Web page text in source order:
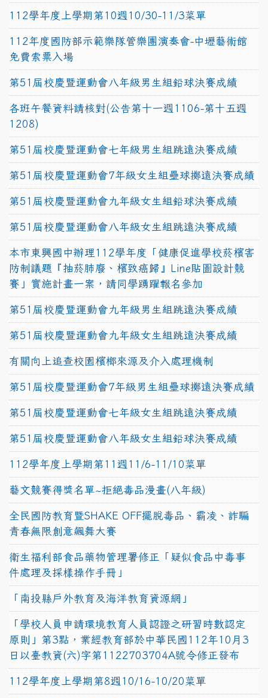
112學年度上學期第10週10/30-11/3菜單
112年度國防部示範樂隊管樂團演奏會-中壢藝術館
免費索票入場
第51屆校慶暨運動會八年級男生組鉛球決賽成績
各班午餐資料請核對(公告第十一週1106-第十五週
1208)
第51屆校慶暨運動會七年級男生組跳遠決賽成績
第51屆校慶暨運動會7年級女生組壘球擲遠決賽成績
第51屆校慶暨運動會九年級女生組鉛球決賽成績
第51屆校慶暨運動會八年級女生組跳遠決賽成績
本市東興國中辦理112學年度「健康促進學校菸檳害
防制議題『抽菸肺廢、檳致癌歸』Line貼圖設計競
賽」實施計畫一案，請同學踴躍報名參加
第51屆校慶暨運動會九年級男生組跳遠決賽成績
第51屆校慶暨運動會九年級女生組跳遠決賽成績
有關向上追查校園檳榔來源及介入處理機制
第51屆校慶暨運動會7年級男生組壘球擲遠決賽成績
第51屆校慶暨運動會七年級女生組跳遠決賽成績
第51屆校慶暨運動會八年級女生組鉛球決賽成績
112學年度上學期第11週11/6-11/10菜單
藝文競賽得獎名單~拒絕毒品漫畫(八年級)
全民國防教育暨SHAKE OFF擺脫毒品、霸凌、詐騙
青春無限創意飆舞大賽
衛生福利部食品藥物管理署修正「疑似食品中毒事
件處理及採樣操作手冊」
「南投縣戶外教育及海洋教育資源網」
「學校人員申請環境教育人員認證之研習時數認定
原則」第3點，業經教育部於中華民國112年10月3
日以臺教資(六)字第1122703704A號令修正發布
112學年度上學期第8週10/16-10/20菜單